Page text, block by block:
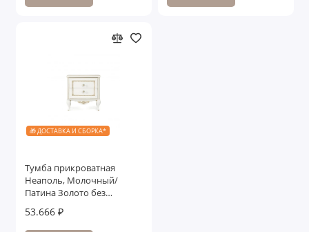
🎁 ДОСТАВКА И СБОРКА*
Тумба прикроватная
Неаполь, Молочный/
Патина Золото без
53.666 ₽